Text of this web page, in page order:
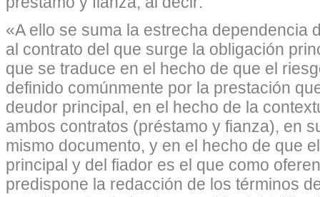
«A ello se suma la estrecha dependencia
al contrato del que surge la obligación
que se traduce en el hecho de que el
definido comúnmente por la prestación
deudor principal, en el hecho de la
ambos contratos (préstamo y fianza), en
mismo documento, y en el hecho de que
principal y del fiador es el que como
predispone la redacción de los términos